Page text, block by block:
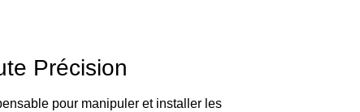
Précision
pour manipuler et installer les